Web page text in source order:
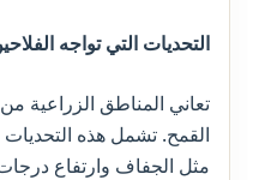
التحديات التي تواجه
تعاني المناطق الزراعية
القمح. تشمل هذه
مثل الجفاف وارتفاع